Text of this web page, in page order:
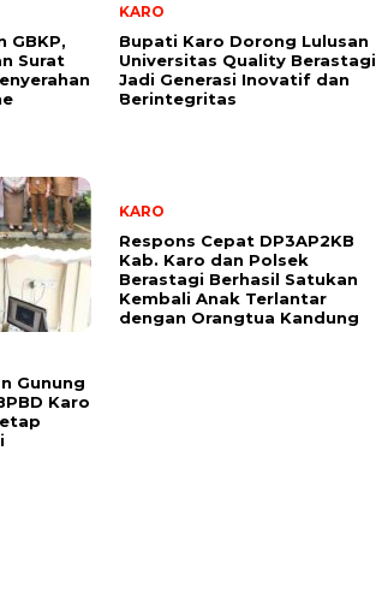
GBKP,
Surat
KARO
Bupati Karo Dorong Lulusan
Universitas Quality Berastagi
Jadi Generasi Inovatif dan
Berintegritas
Gunung
Karo
KARO
Respons Cepat DP3AP2KB
Kab. Karo dan Polsek
Berastagi Berhasil Satukan
Kembali Anak Terlantar
dengan Orangtua Kandung